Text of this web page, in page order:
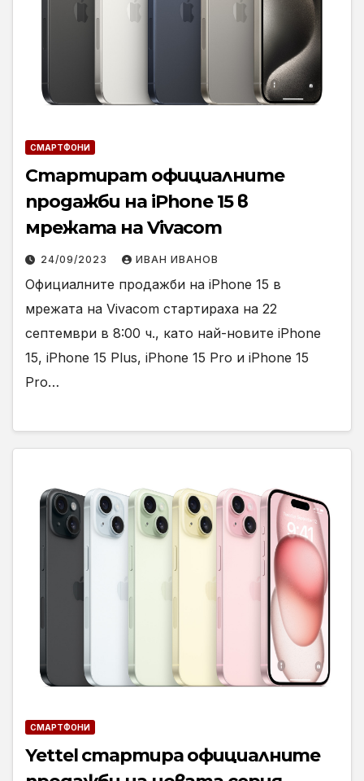
СМАРТФОНИ
Стартират официалните
продажби на iPhone 15 в
мрежата на Vivacom
24/09/2023 ИВАН ИВАНОВ
Официалните продажби на iPhone 15 в
мрежата на Vivacom стартираха на 22
септември в 8:00 ч., като най-новите iPhone
15, iPhone 15 Plus, iPhone 15 Pro и iPhone 15
Pro…
СМАРТФОНИ
Yettel стартира официалните